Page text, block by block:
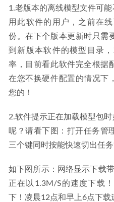
1.老版本的离线模型文件可
用此软件的用户，之前在
份。在下个版本更新时只需
到新版本软件的模型目录
率，目前看此软件完全根据
在您不换硬件配置的情况下
您的！
2.软件提示正在加载模型包
呢？请看下图：打开任务管
三个键同时按能快速切出任
如下图所示：网络显示下载
正在以1.3M/S的速度下载
下！凌晨12点和早上6点下载